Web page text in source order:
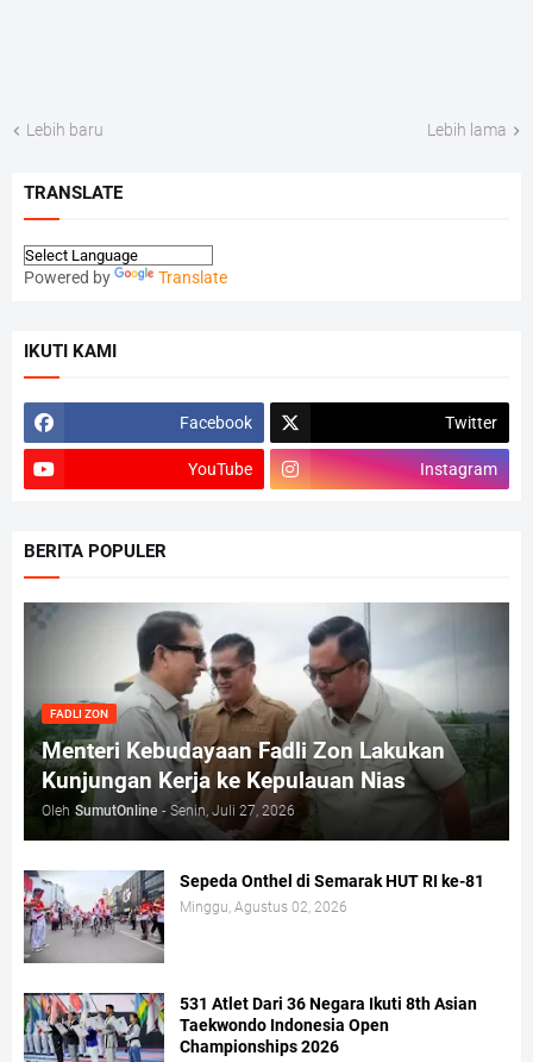
Lebih baru Lebih lama
TRANSLATE
Powered by Translate
IKUTI KAMI
Facebook Twitter
YouTube Instagram
BERITA POPULER
FADLI ZON
Menteri Kebudayaan Fadli Zon Lakukan
Kunjungan Kerja ke Kepulauan Nias
Oleh SumutOnline - Senin, Juli 27, 2026
Sepeda Onthel di Semarak HUT RI ke-81
Minggu, Agustus 02, 2026
531 Atlet Dari 36 Negara Ikuti 8th Asian
Taekwondo Indonesia Open
Championships 2026